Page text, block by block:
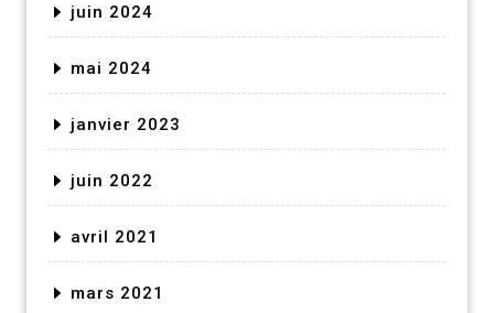
juin 2024
mai 2024
janvier 2023
juin 2022
avril 2021
mars 2021